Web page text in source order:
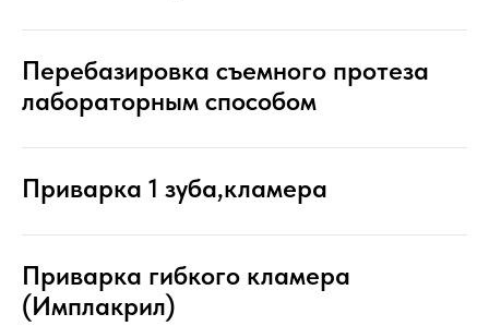
Перебазировка съемного протеза
лабораторным способом
Приварка 1 зуба,кламера
Приварка гибкого кламера
(Имплакрил)